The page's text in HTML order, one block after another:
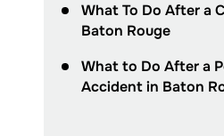
What To Do After a
Baton Rouge
What to Do After a
Accident in Baton